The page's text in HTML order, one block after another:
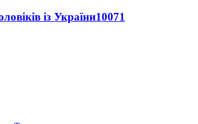
із України10071